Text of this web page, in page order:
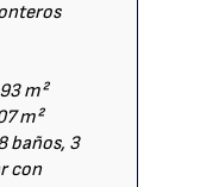
m²
m²
baños, 3
con